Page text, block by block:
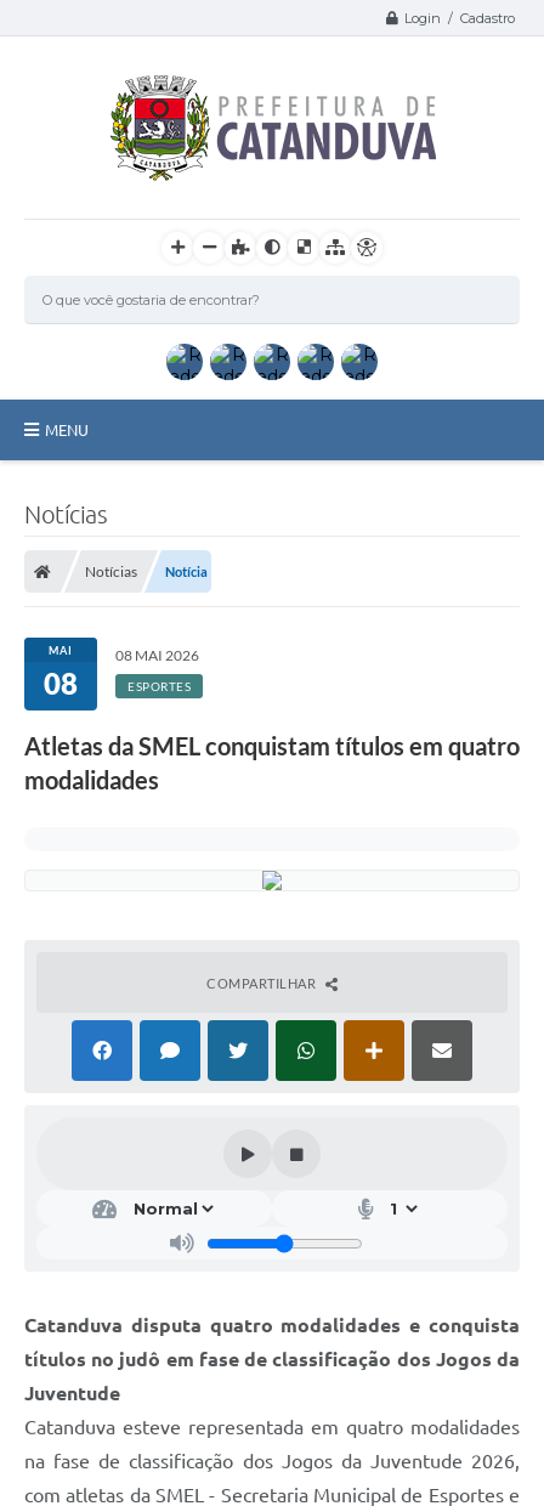
Login / Cadastro
MENU
Licitações / PCA
Transparência
Contratos
Jornal
Agenda
Notícias
Notícias Notícia
MAI
08
08 MAI 2026
ESPORTES
Atletas da SMEL conquistam títulos em quatro
modalidades
COMPARTILHAR
Catanduva disputa quatro modalidades e conquista
títulos no judô em fase de classificação dos Jogos da
Juventude
Catanduva esteve representada em quatro modalidades
na fase de classificação dos Jogos da Juventude 2026,
com atletas da SMEL - Secretaria Municipal de Esportes e